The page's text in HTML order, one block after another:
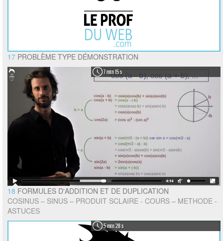
17 PROBLÈME TYPE DÉMONSTRATION
7 min 15 s
18 FORMULES D'ADDITION ET DE DUPLICATION
COSINUS – SINUS – PRODUIT SCLAIRE - COURS – METHODE -
ASTUCES
5 min 28 s